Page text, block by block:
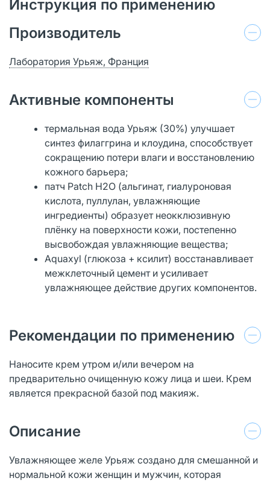
Инструкция по применению
Производитель
Лаборатория Урьяж, Франция
Активные компоненты
термальная вода Урьяж (30%) улучшает
синтез филаггрина и клоудина, способствует
сокращению потери влаги и восстановлению
кожного барьера;
патч Patch H2O (альгинат, гиалуроновая
кислота, пуллулан, увлажняющие
ингредиенты) образует неокклюзивную
плёнку на поверхности кожи, постепенно
высвобождая увлажняющие вещества;
Aquaxyl (глюкоза + ксилит) восстанавливает
межклеточный цемент и усиливает
увлажняющее действие других компонентов.
Рекомендации по применению
Наносите крем утром и/или вечером на
предварительно очищенную кожу лица и шеи. Крем
является прекрасной базой под макияж.
Описание
Увлажняющее желе Урьяж создано для смешанной и
нормальной кожи женщин и мужчин, которая